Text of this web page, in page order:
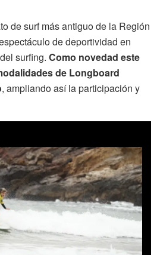
de surf más antiguo de la Región
de deportividad en
surfing. Como novedad este
de Longboard
, ampliando así la participación y